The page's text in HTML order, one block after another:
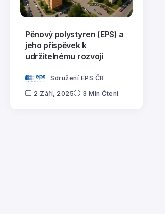
Pěnový polystyren (EPS) a
jeho příspěvek k
udržitelnému rozvoji
Sdružení EPS ČR
2 Září, 2025 3 Min Čtení